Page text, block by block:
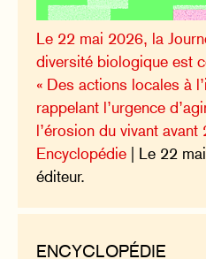
Le 22 mai 2026, la
diversité biologique est
« Des actions locales à
rappelant l’urgence
l’érosion du vivant avant
Encyclopédie | Le 22
éditeur.
ENCYCLOPÉDIE